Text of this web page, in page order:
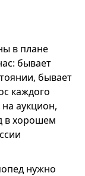
в плане
бывает
бывает
каждого
аукцион,
в хорошем
нужно